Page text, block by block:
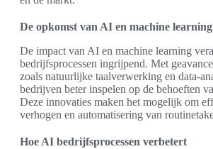
De opkomst van AI en machine learning
De impact van AI en machine learning
bedrijfsprocessen ingrijpend. Met
zoals natuurlijke taalverwerking en data-
bedrijven beter inspelen op de behoeften
Deze innovaties maken het mogelijk om
verhogen en automatisering van
Hoe AI bedrijfsprocessen verbetert